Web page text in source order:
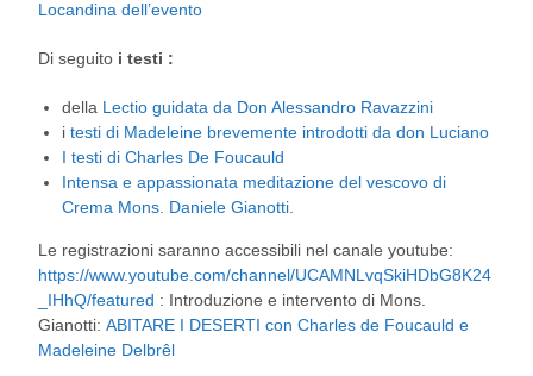
Locandina dell’evento
Di seguito i testi :
della Lectio guidata da Don Alessandro Ravazzini
itesti di Madeleine brevemente introdotti da don Luciano
I testi di Charles De Foucauld
Intensa e appassionata meditazione del vescovo di
Crema Mons. Daniele Gianotti.
Le registrazioni saranno accessibili nel canale youtube:
https://www.youtube.com/channel/UCAMNLvqSkiHDbG8K24
_IHhQ/featured : Introduzione e intervento di Mons.
Gianotti:ABITARE I DESERTI con Charles de Foucauld e
Madeleine Delbrêl